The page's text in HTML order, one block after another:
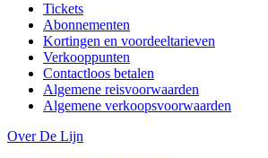
Tickets
Abonnementen
Kortingen en voordeeltarieven
Verkooppunten
Contactloos betalen
Algemene reisvoorwaarden
Algemene verkoopsvoorwaarden
Over De Lijn